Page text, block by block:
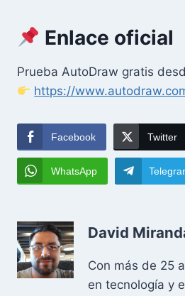
Enlace oficial
Prueba AutoDraw gratis
https://
Facebook Twitter
WhatsApp
David
Con más de 25
en tecnología y